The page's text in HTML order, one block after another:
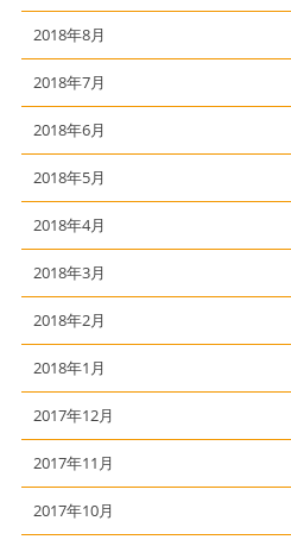
2018年8月
2018年7月
2018年6月
2018年5月
2018年4月
2018年3月
2018年2月
2018年1月
2017年12月
2017年11月
2017年10月